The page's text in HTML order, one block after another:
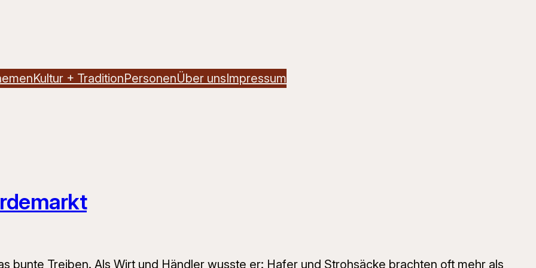
Kultur + TraditionPersonenÜber unsImpressum
bunte Treiben. Als Wirt und Händler wusste er: Hafer und Strohsäcke brachten oft mehr als